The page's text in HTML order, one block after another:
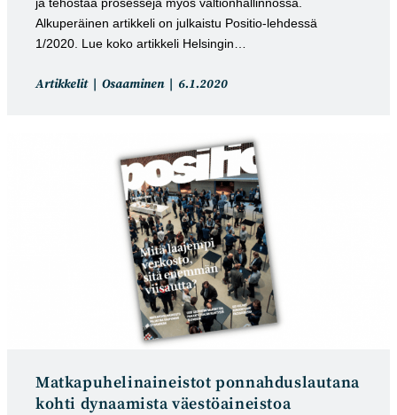
ja tehostaa prosesseja myös valtionhallinnossa.
Alkuperäinen artikkeli on julkaistu Positio-lehdessä
1/2020. Lue koko artikkeli Helsingin…
Artikkelin
Artikkelit Osaaminen
Artikkeli
6.1.2020
Matkapuhelinaineistot ponnahduslautana
kohti dynaamista väestöaineistoa